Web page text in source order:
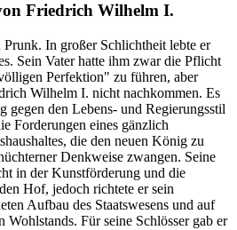
Friedrich Wilhelm I.
In großer Schlichtheit lebte er
Sein Vater hatte ihm zwar die Pflicht
Perfektion" zu führen, aber
Wilhelm I. nicht nachkommen. Es
gegen den Lebens- und Regierungsstil
Forderungen eines gänzlich
die den neuen König zu
Denkweise zwangen. Seine
in der Kunstförderung und die
Hof, jedoch richtete er sein
Aufbau des Staatswesens und auf
Wohlstands. Für seine Schlösser gab er